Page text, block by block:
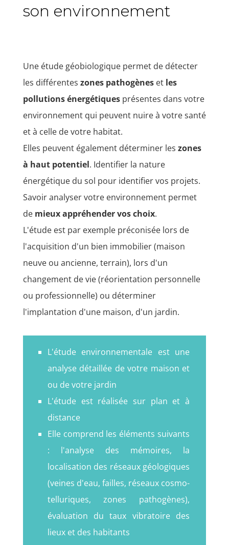
son environnement
Une étude géobiologique permet de détecter
les différentes zones pathogèneset les
pollutions énergétiquesprésentes dans votre
environnement qui peuvent nuire à votre santé
et à celle de votre habitat.
Elles peuvent également déterminer les zones
à haut potentiel. Identifier la nature
énergétique du sol pour identifier vos projets.
Savoir analyser votre environnement permet
de mieux appréhender vos choix.
L'étude est par exemple préconisée lors de
l'acquisition d'un bien immobilier (maison
neuve ou ancienne, terrain), lors d'un
changement de vie (réorientation personnelle
ou professionnelle) ou déterminer
l'implantation d'une maison, d'un jardin.
L'étude environnementale est une
analyse détaillée de votre maison et
ou de votre jardin
L'étude est réalisée sur plan et à
distance
Elle comprend les éléments suivants
: l'analyse des mémoires, la
localisation des réseaux géologiques
(veines d'eau, failles, réseaux cosmo-
telluriques, zones pathogènes),
évaluation du taux vibratoire des
lieux et des habitants